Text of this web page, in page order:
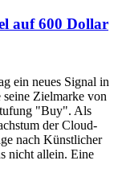
auf 600 Dollar
ein neues Signal in
Zielmarke von
"Buy". Als
der Cloud-
nach Künstlicher
nicht allein. Eine